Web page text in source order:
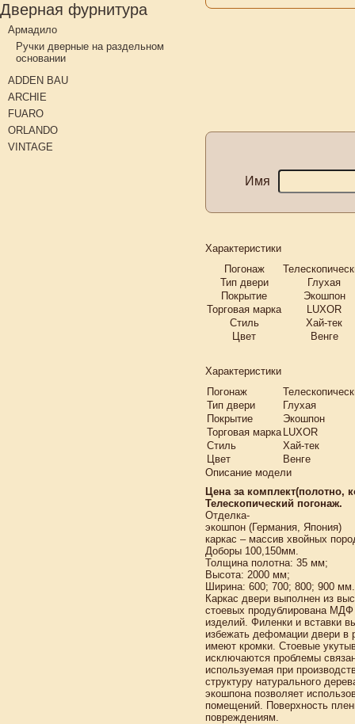
Дверная фурнитура
Армадило
Ручки дверные на раздельном
основании
ADDEN BAU
ARCHIE
FUARO
ORLANDO
VINTAGE
Имя
Характеристики
Погонаж
Тип двери
Глухая
Покрытие
Экошпон
Торговая марка
LUXOR
Стиль
Хай-тек
Цвет
Венге
Характеристики
Погонаж
Тип двери
Глухая
Покрытие
Экошпон
Торговая марка LUXOR
Стиль
Хай-тек
Цвет
Венге
Описание модели
Цена за комплект(полотно,
Телескопический погонаж.
Отделка-
экошпон (Германия, Япония)
каркас – массив хвойных
Доборы 100,150мм.
Толщина полотна: 35 мм;
Высота: 2000 мм;
Ширина: 600; 700; 800; 900 мм.
Каркас двери выполнен из
стоевых продублирована
изделий. Филенки и вставки
избежать дефомации двери в
имеют кромки. Стоевые
исключаются проблемы
используемая при
структуру натурального
экошпона позволяет
помещений. Поверхность
повреждениям.